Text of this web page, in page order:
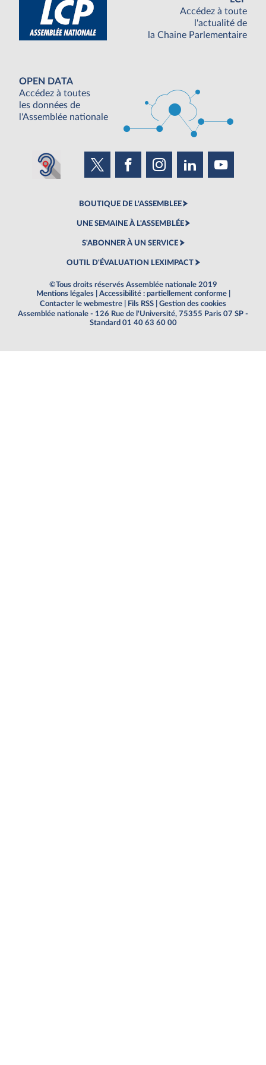
Accédez à toute
l'actualité de
la Chaine Parlementaire
OPEN DATA
Accédez à toutes
les données de
l'Assemblée nationale
BOUTIQUE DE L'ASSEMBLEE
UNE SEMAINE À L'ASSEMBLÉE
S'ABONNER À UN SERVICE
OUTIL D'ÉVALUATION LEXIMPACT
©Tous droits réservés Assemblée nationale 2019
Mentions légales
Accessibilité : partiellement conforme
Contacter le webmestre
Fils RSS
Gestion des cookies
Assemblée nationale - 126 Rue de l'Université, 75355 Paris 07 SP -
Standard 01 40 63 60 00